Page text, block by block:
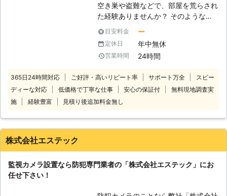
空き巣や盗難などで、部屋を荒らされ
た経験ありませんか？ そのような被
害を再び出さないためにも、防犯カメ
ラの設置を考えている人もいるのでは
ないでしょうか。 そのよう時は防犯
カメラ設置110番にお任せください！
も、防犯対策となります。 また、イ
タズラや空き巣の被害があった時に
は、証拠が残っていることも。 この
さまざまな効果を得ることができま
付時間は24時間365日休まず、受け
付けております。 緊急の場合でも、
目安料金 ー
定休日 年中無休
営業時間 24時間
365日24時間対応 ご好評・高いリピート率 サポート万全
スピー
ディーな対応
低価格で丁寧な仕事 安心の保証付
無料現地調査実
施
経験豊富 見積り後追加料金無し
株式会社エステック
監視カメラ設置なら防犯専門業者の「株式会社エステック」にお
任せ下さい！